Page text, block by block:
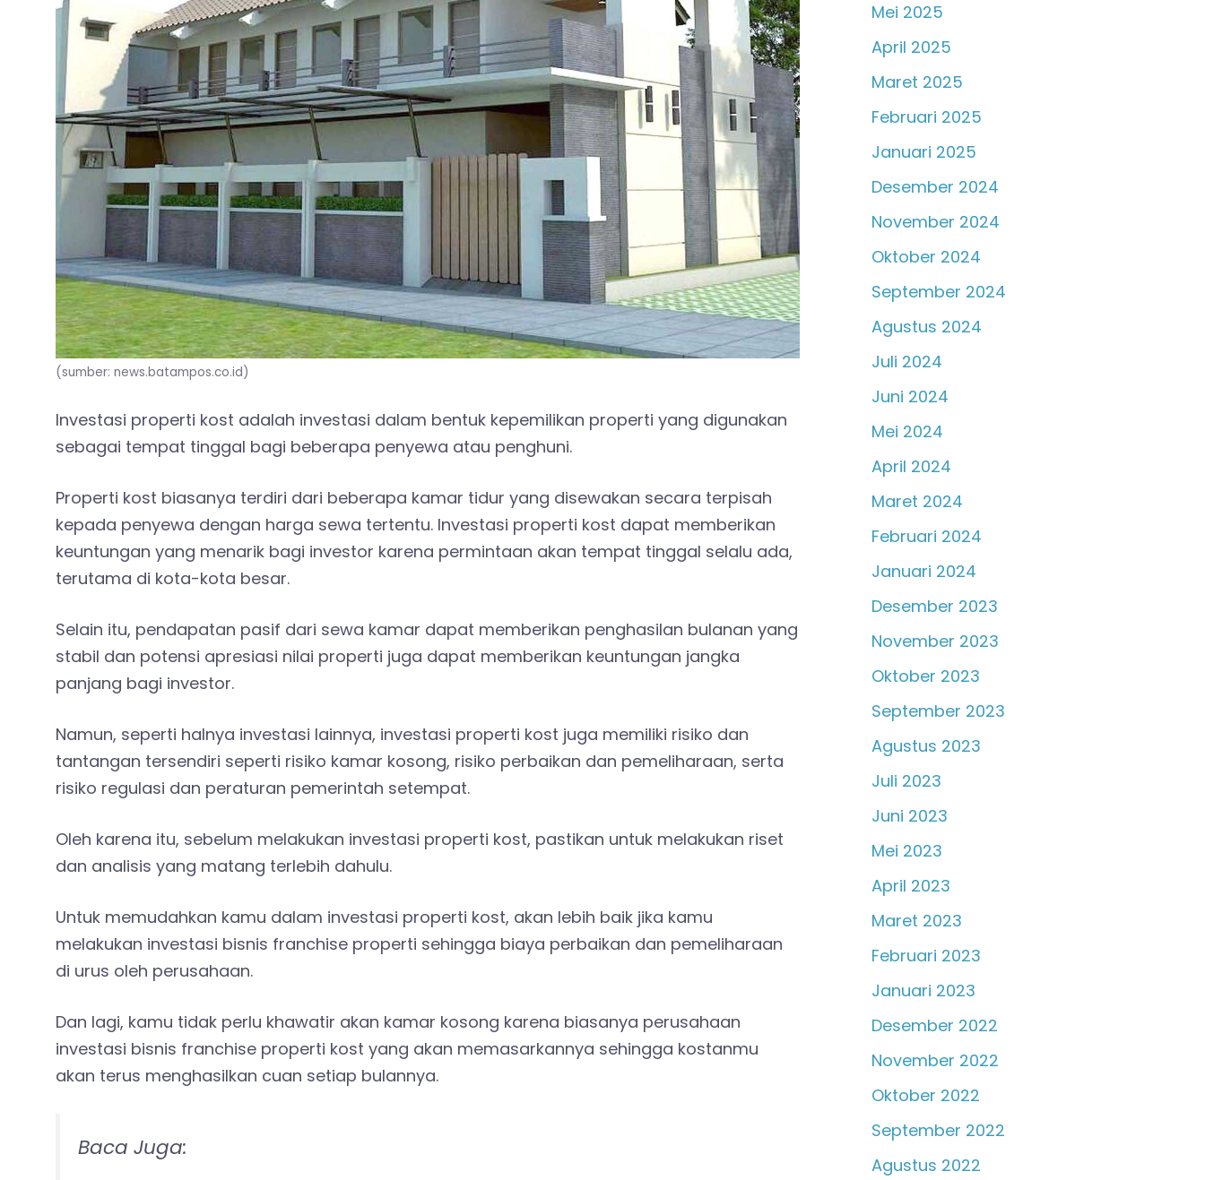
(sumber: news.batampos.co.id)
Investasi properti kost adalah investasi dalam bentuk kepemilikan properti yang digunakan
sebagai tempat tinggal bagi beberapa penyewa atau penghuni.
Properti kost biasanya terdiri dari beberapa kamar tidur yang disewakan secara terpisah
kepada penyewa dengan harga sewa tertentu. Investasi properti kost dapat memberikan
keuntungan yang menarik bagi investor karena permintaan akan tempat tinggal selalu ada,
terutama di kota-kota besar.
Selain itu, pendapatan pasif dari sewa kamar dapat memberikan penghasilan bulanan yang
stabil dan potensi apresiasi nilai properti juga dapat memberikan keuntungan jangka
panjang bagi investor.
Namun, seperti halnya investasi lainnya, investasi properti kost juga memiliki risiko dan
tantangan tersendiri seperti risiko kamar kosong, risiko perbaikan dan pemeliharaan, serta
risiko regulasi dan peraturan pemerintah setempat.
Oleh karena itu, sebelum melakukan investasi properti kost, pastikan untuk melakukan riset
dan analisis yang matang terlebih dahulu.
Untuk memudahkan kamu dalam investasi properti kost, akan lebih baik jika kamu
melakukan investasi bisnis franchise properti sehingga biaya perbaikan dan pemeliharaan
di urus oleh perusahaan.
Dan lagi, kamu tidak perlu khawatir akan kamar kosong karena biasanya perusahaan
investasi bisnis franchise properti kost yang akan memasarkannya sehingga kostanmu
akan terus menghasilkan cuan setiap bulannya.
Baca Juga:
Mei 2025
April 2025
Maret 2025
Februari 2025
Januari 2025
Desember 2024
November 2024
Oktober 2024
September 2024
Agustus 2024
Juli 2024
Juni 2024
Mei 2024
April 2024
Maret 2024
Februari 2024
Januari 2024
Desember 2023
November 2023
Oktober 2023
September 2023
Agustus 2023
Juli 2023
Juni 2023
Mei 2023
April 2023
Maret 2023
Februari 2023
Januari 2023
Desember 2022
November 2022
Oktober 2022
September 2022
Agustus 2022